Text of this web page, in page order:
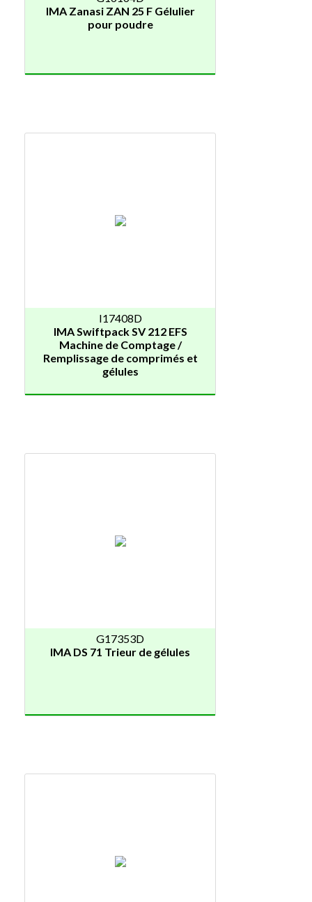
IMA Zanasi ZAN 25 F Gélulier
pour poudre
I17408D
IMA Swiftpack SV 212 EFS
Machine de Comptage /
Remplissage de comprimés et
gélules
G17353D
IMA DS 71 Trieur de gélules